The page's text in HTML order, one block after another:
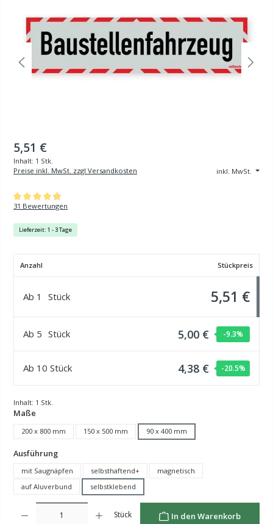
5,51 €
Inhalt: 1 Stk.
inkl. MwSt.
Preise inkl. MwSt. zzgl Versandkosten
Durchschnittliche Bewertung von 4.97 von 5 Sternen
31 Bewertungen
Lieferzeit: 1 - 3 Tage
Anzahl Stückpreis
Ab 1 Stück 5,51 €
Ab 5 Stück 5,00 € -9.3%
Ab 10 Stück 4,38 € -20.5%
Inhalt: 1 Stk.
Maße
200 x 800 mm 150 x 500 mm 90 x 400 mm
Ausführungauswählen
mit Saugnäpfen selbsthaftend+
magnetisch
auf Aluverbund
selbstklebend
Stück In den Warenkorb